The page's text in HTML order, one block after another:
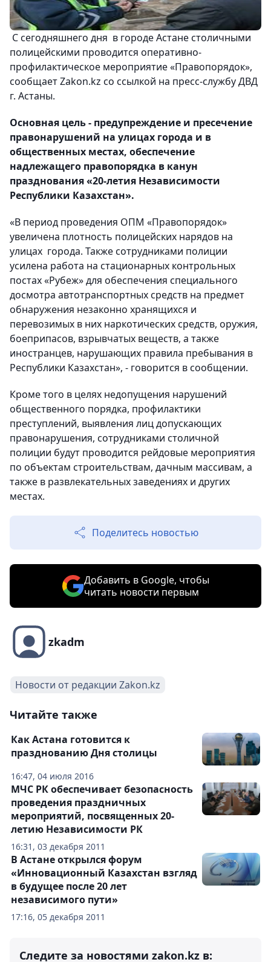
С сегодняшнего дня в городе Астане столичными
полицейскими проводится оперативно-
профилактическое мероприятие «Правопорядок»,
сообщает Zakon.kz со ссылкой на пресс-службу ДВД
г. Астаны.
Основная цель - предупреждение и пресечение
правонарушений на улицах города и в
общественных местах, обеспечение
надлежащего правопорядка в канун
празднования «20-летия Независимости
Республики Казахстан».
«В период проведения ОПМ «Правопорядок»
увеличена плотность полицейских нарядов на
улицах города. Также сотрудниками полиции
усилена работа на стационарных контрольных
постах «Рубеж» для обеспечения специального
досмотра автотранспортных средств на предмет
обнаружения незаконно хранящихся и
перевозимых в них наркотических средств, оружия,
боеприпасов, взрывчатых веществ, а также
иностранцев, нарушающих правила пребывания в
Республики Казахстан», - говорится в сообщении.
Кроме того в целях недопущения нарушений
общественного порядка, профилактики
преступлений, выявления лиц допускающих
правонарушения, сотрудниками столичной
полиции будут проводится рейдовые мероприятия
по объектам строительствам, дачным массивам, а
также в развлекательных заведениях и других
местах.
Поделитесь новостью
Добавить в Google, чтобы
читать новости первым
zkadm
Новости от редакции Zakon.kz
Читайте также
16:47, 04 июля 2016
Как Астана готовится к
празднованию Дня столицы
16:31, 03 декабря 2011
МЧС РК обеспечивает безопасность
проведения праздничных
мероприятий, посвященных 20-
летию Независимости РК
17:16, 05 декабря 2011
В Астане открылся форум
«Инновационный Казахстан взгляд
в будущее после 20 лет
независимого пути»
Следите за новостями zakon.kz в: